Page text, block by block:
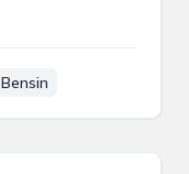
Bensin